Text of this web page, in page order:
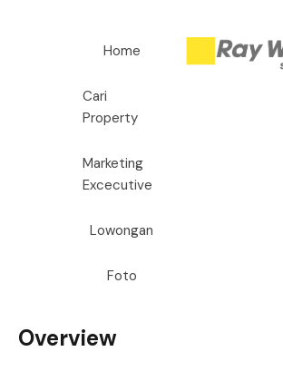
Home
Cari
Property
Marketing
Excecutive
Lowongan
Foto
Overview